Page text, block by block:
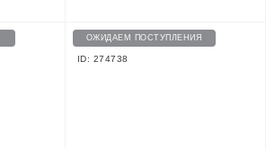
ОЖИДАЕМ ПОСТУПЛЕНИЯ
ID: 274738